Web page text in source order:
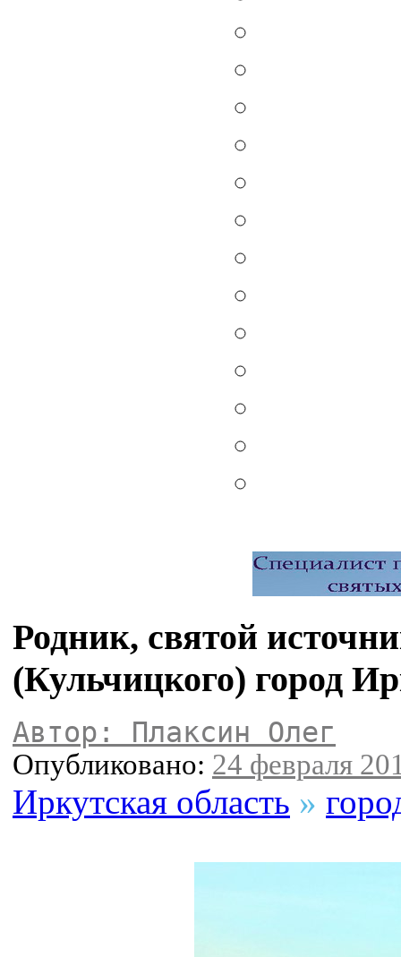
Родник, святой
(Кульчицкого) город
Автор: Плаксин Олег
Опубликовано: 24 февраля
Иркутская область »